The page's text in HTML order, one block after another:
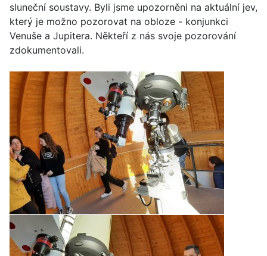
sluneční soustavy. Byli jsme upozorněni na aktuální jev,
který je možno pozorovat na obloze - konjunkci
Venuše a Jupitera. Někteří z nás svoje pozorování
zdokumentovali.